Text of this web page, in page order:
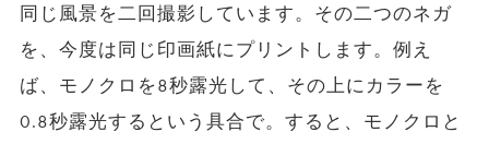
同じ風景を二回撮影しています。その二つのネガ
を、今度は同じ印画紙にプリントします。例え
ば、モノクロを8秒露光して、その上にカラーを
0.8秒露光するという具合で。すると、モノクロと